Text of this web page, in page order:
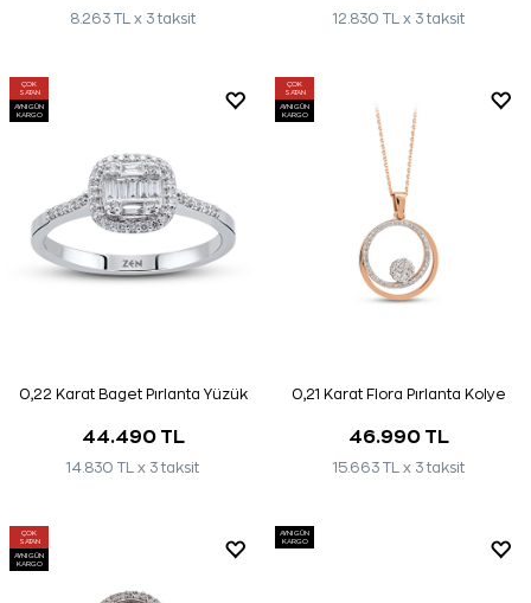
8.263 TL x 3 taksit 12.830 TL x 3 taksit
ÇOK
SATAN
AYNI GÜN
KARGO
0,22 Karat Baget Pırlanta Yüzük
44.490 TL
14.830 TL x 3 taksit
ÇOK
SATAN
AYNI GÜN
KARGO
0,21 Karat Flora Pırlanta Kolye
46.990 TL
15.663 TL x 3 taksit
ÇOK
SATAN
AYNI GÜN
KARGO
AYNI GÜN
KARGO